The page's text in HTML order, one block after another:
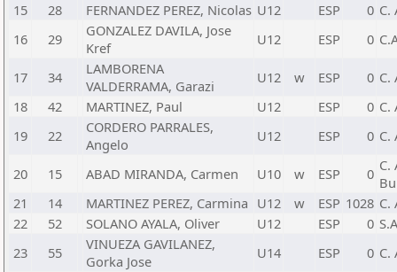
15
28 FERNANDEZ PEREZ, Nicolas U12 ESP 0 C.
16
29
GONZALEZ DAVILA, Jose
Kref
U12 ESP 0
17 34
LAMBORENA
VALDERRAMA, Garazi
U12 w ESP 0 C.
18
42 MARTINEZ, Paul U12 ESP 0 C.
19
22
CORDERO PARRALES,
Angelo
U12 ESP 0 C.
20 15 ABAD MIRANDA, Carmen U10 w ESP 0 C.
21
14 MARTINEZ PEREZ, Carmina U12 w ESP 1028 C.
22
52 SOLANO AYALA, Oliver U12 ESP 0
23
55
VINUEZA GAVILANEZ,
Gorka Jose
U14 ESP 0 C.